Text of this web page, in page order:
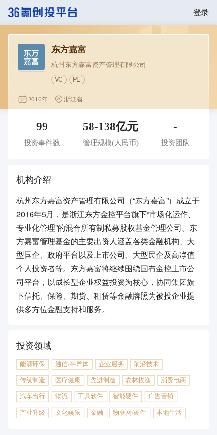
登录
东方嘉富
杭州东方嘉富资产管理有限公司
VC PE
2016年 浙江省
99
投资事件数
58-138亿元
管理规模(人民币)
-
投资团队
机构介绍
杭州东方嘉富资产管理有限公司（“东方嘉富”）成立于
2016年5月，是浙江东方金控平台旗下“市场化运作、
专业化管理”的混合所有制私募股权基金管理公司。东
方嘉富管理基金的主要出资人涵盖各类金融机构、大
型国企、政府平台以及上市公司、大型民企及高净值
个人投资者等。东方嘉富将继续围绕国有金控上市公
司平台，以成长型企业权益投资为核心，协同集团旗
下信托、保险、期货、租赁等金融牌照为被投企业提
供多方位金融支持和服务。
投资领域
能源环保 通信/半导体 企业服务 前沿技术
传统制造 医疗健康 先进制造 农林牧渔 消费电商
汽车出行 物流 工具软件 智能硬件 广告营销
产业升级 文化娱乐 金融 物联网/硬件 本地生活